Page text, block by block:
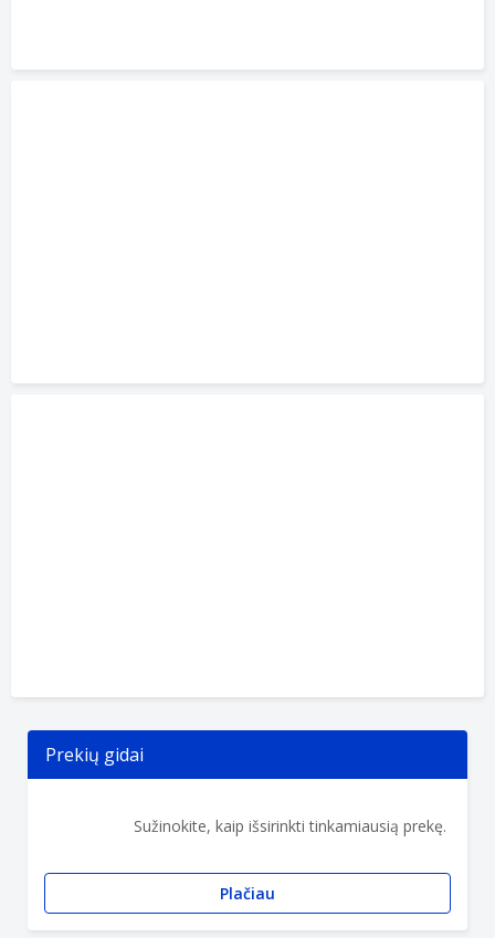
Prekių gidai
Sužinokite, kaip išsirinkti tinkamiausią prekę.
Plačiau